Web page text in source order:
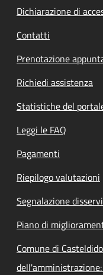
Dichiarazione di
Contatti
Prenotazione
Richiedi assistenza
Statistiche del
Leggi le FAQ
Pagamenti
Riepilogo valutazioni
Segnalazione
Piano di
Comune di